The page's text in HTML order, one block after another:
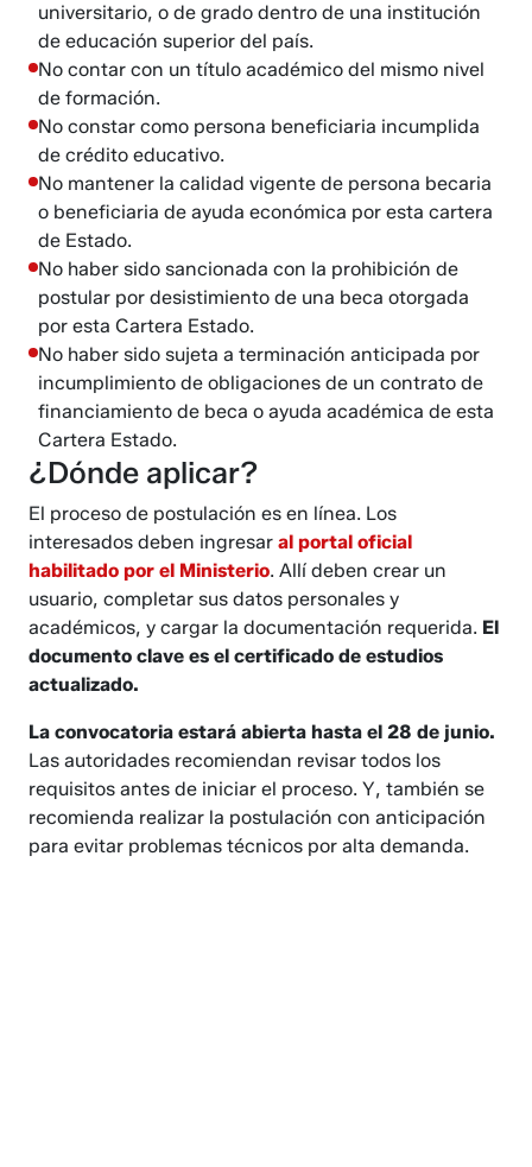
universitario, o de grado dentro de una institución
de educación superior del país.
No contar con un título académico del mismo nivel
de formación.
No constar como persona beneficiaria incumplida
de crédito educativo.
No mantener la calidad vigente de persona becaria
o beneficiaria de ayuda económica por esta cartera
de Estado.
No haber sido sancionada con la prohibición de
postular por desistimiento de una beca otorgada
por esta Cartera Estado.
No haber sido sujeta a terminación anticipada por
incumplimiento de obligaciones de un contrato de
financiamiento de beca o ayuda académica de esta
Cartera Estado.
¿Dónde aplicar?
El proceso de postulación es en línea. Los
interesados deben ingresaral portal oficial
habilitado por el Ministerio. Allí deben crear un
usuario, completar sus datos personales y
académicos, y cargar la documentación requerida. El
documento clave es el certificado de estudios
actualizado.
La convocatoria estará abierta hasta el 28 de junio.
Las autoridades recomiendan revisar todos los
requisitos antes de iniciar el proceso. Y, también se
recomienda realizar la postulación con anticipación
para evitar problemas técnicos por alta demanda.